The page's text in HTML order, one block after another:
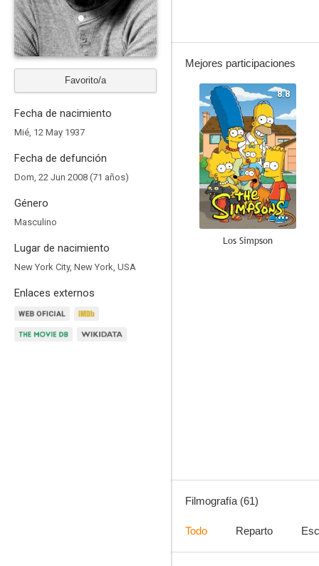
Favorito/a
Fecha de nacimiento
Mié, 12 May 1937
Fecha de defunción
Dom, 22 Jun 2008 (71 años)
Género
Masculino
Lugar de nacimiento
New York City, New York, USA
Enlaces externos
Mejores participaciones
8.8
Los Simpson
Filmografía (61)
Todo Reparto